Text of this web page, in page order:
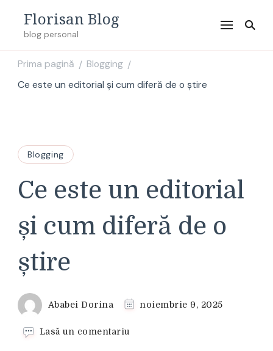
Florisan Blog
blog personal
Prima pagină / Blogging /
Ce este un editorial și cum diferă de o știre
Blogging
Ce este un editorial
și cum diferă de o
știre
Ababei Dorina noiembrie 9, 2025
Lasă un comentariu